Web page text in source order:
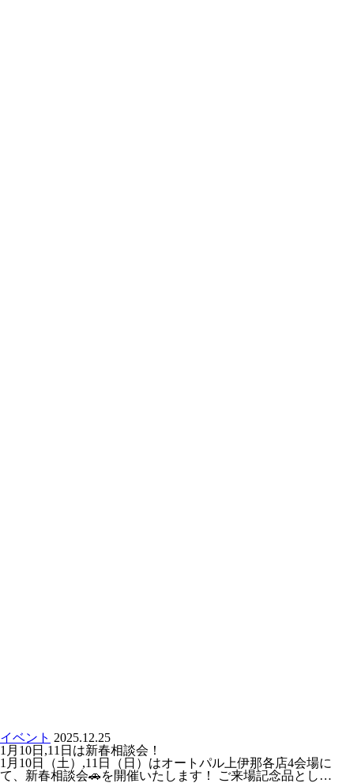
イベント 2025.12.25
1月10日,11日は新春相談会！
1月10日（土）,11日（日）はオートパル上伊那各店4会場に
て、新春相談会🚗を開催いたします！ ご来場記念品とし…